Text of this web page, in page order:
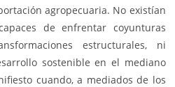
agropecuaria. No existían
de enfrentar coyunturas
estructurales, ni
sostenible en el mediano
cuando, a mediados de los